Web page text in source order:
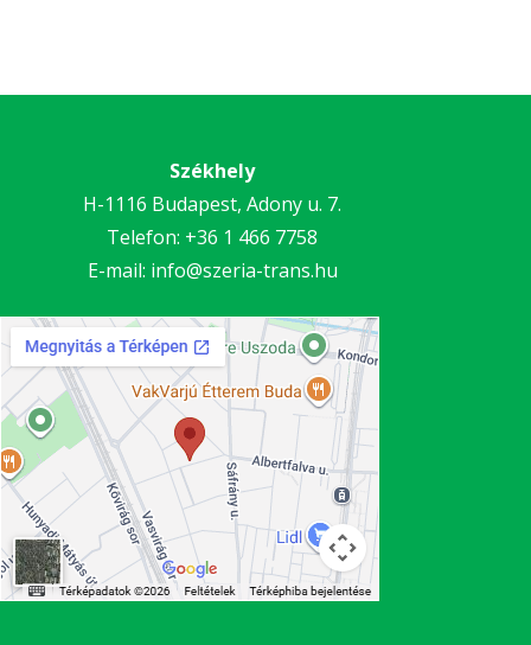
Székhely
H-1116 Budapest, Adony u. 7.
Telefon: +36 1 466 7758
E-mail: info@szeria-trans.hu